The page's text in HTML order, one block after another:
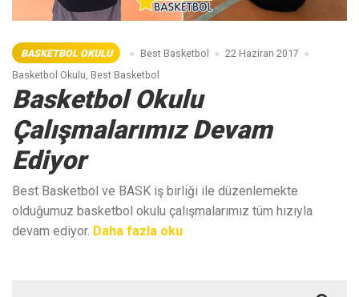
BASKETBOL OKULU Best Basketbol
22 Haziran 2017
Basketbol Okulu Best Basketbol
Basketbol Okulu
Çalışmalarımız Devam
Ediyor
Best Basketbol ve BASK iş birliği ile düzenlemekte
olduğumuz basketbol okulu çalışmalarımız tüm hızıyla
devam ediyor. Daha fazla oku“Basketbol